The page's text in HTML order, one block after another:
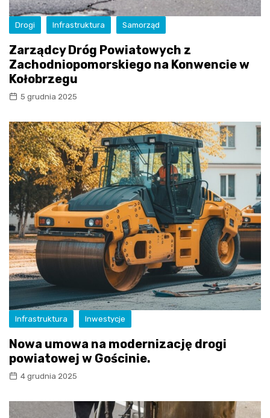
Drogi Infrastruktura Samorząd
Zarządcy Dróg Powiatowych z
Zachodniopomorskiego na Konwencie w
Kołobrzegu
5 grudnia 2025
Infrastruktura Inwestycje
Nowa umowa na modernizację drogi
powiatowej w Gościnie.
4 grudnia 2025